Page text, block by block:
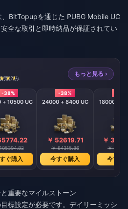
BitTopupを通じた PUBG Mobile UC
全な取引と即時納品が保証されてい
売済み
もっと見る ›
-38%
+ 10500 UC
ぐ購入
-38%
24000 + 8400 UC
￥ 52619.71
￥ 84315.86
今すぐ購入
18000 +
￥
￥
今すぐ
重要なマイルストーン
標設定が必要です。デイリーミッシ